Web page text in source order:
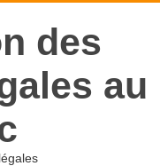
des
au